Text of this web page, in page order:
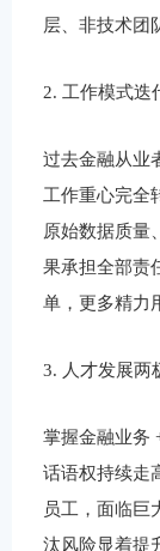
层、非技术团
2. 工作模式迭
过去金融从业
工作重心完全
原始数据质量
果承担全部责
单，更多精力
3. 人才发展两
掌握金融业务
话语权持续走
员工，面临巨
汰风险显着提